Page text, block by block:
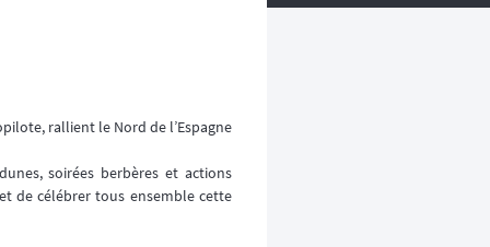
rallient le Nord de l’Espagne
soirées berbères et actions
de célébrer tous ensemble cette